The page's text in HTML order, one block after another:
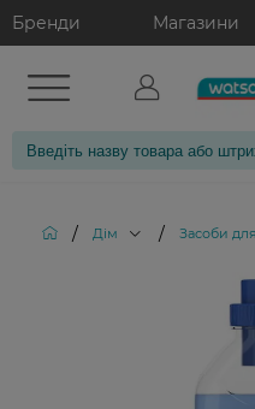
Бренди Магазини
/ Дім / Засоби